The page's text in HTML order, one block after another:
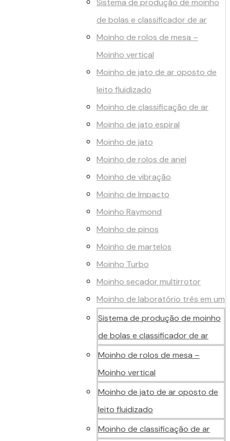
de bolas e classificador de ar
Moinho de rolos de mesa –
Moinho vertical
Moinho de jato de ar oposto de
leito fluidizado
Moinho de classificação de ar
Moinho de jato espiral
Moinho de jato
Moinho de rolos de anel
Moinho de vibração
Moinho de Impacto
Moinho Raymond
Moinho de pinos
Moinho de martelos
Moinho Turbo
Moinho secador multirrotor
Moinho de laboratório três em um
Sistema de produção de moinho
de bolas e classificador de ar
Moinho de rolos de mesa –
Moinho vertical
Moinho de jato de ar oposto de
leito fluidizado
Moinho de classificação de ar